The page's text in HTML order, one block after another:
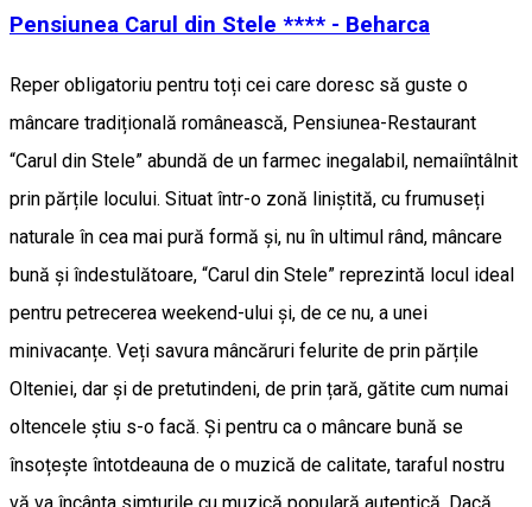
Pensiunea Carul din Stele **** - Beharca
Reper obligatoriu pentru toți cei care doresc să guste o
mâncare tradițională românească, Pensiunea-Restaurant
“Carul din Stele” abundă de un farmec inegalabil, nemaiîntâlnit
prin părțile locului. Situat într-o zonă liniștită, cu frumuseți
naturale în cea mai pură formă și, nu în ultimul rând, mâncare
bună și îndestulătoare, “Carul din Stele” reprezintă locul ideal
pentru petrecerea weekend-ului și, de ce nu, a unei
minivacanțe. Veți savura mâncăruri felurite de prin părțile
Olteniei, dar și de pretutindeni, de prin țară, gătite cum numai
oltencele știu s-o facă. Și pentru ca o mâncare bună se
însoțește întotdeauna de o muzică de calitate, taraful nostru